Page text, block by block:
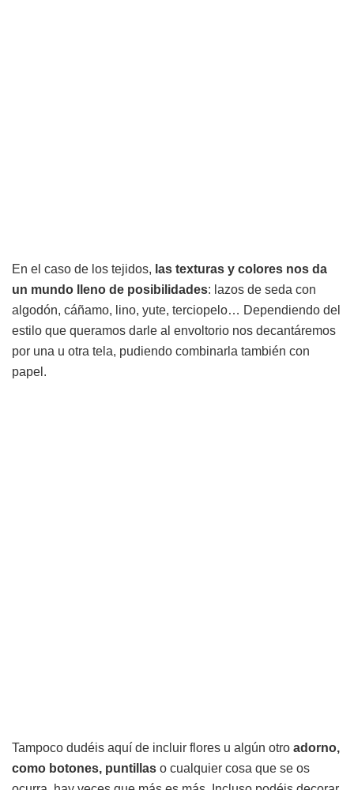
En el caso de los tejidos, las texturas y colores nos da
un mundo lleno de posibilidades: lazos de seda con
algodón, cáñamo, lino, yute, terciopelo… Dependiendo del
estilo que queramos darle al envoltorio nos decantáremos
por una u otra tela, pudiendo combinarla también con
papel.
Tampoco dudéis aquí de incluir flores u algún otro adorno,
como botones, puntillas o cualquier cosa que se os